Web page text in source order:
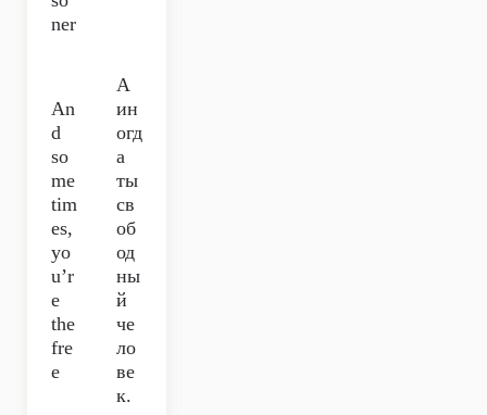
ner
An
d
so
me
tim
es,
yo
u’r
e
thе
fre
e
А
ин
огд
а
ты
св
об
од
ны
й
че
ло
ве
к.